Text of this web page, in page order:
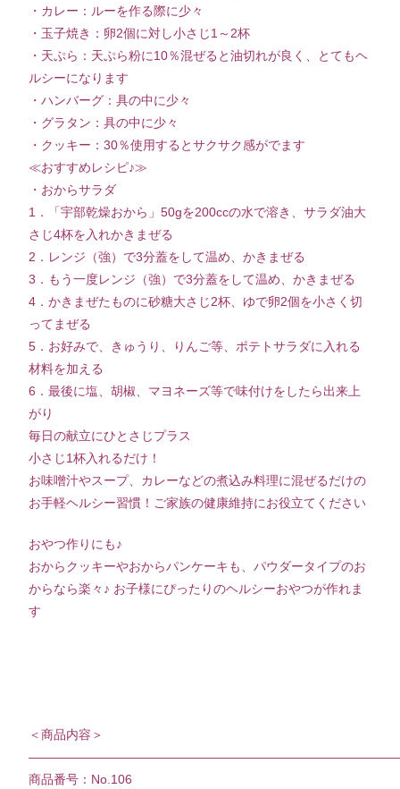
・カレー：ルーを作る際に少々
・玉子焼き：卵2個に対し小さじ1～2杯
・天ぷら：天ぷら粉に10％混ぜると油切れが良く、とてもヘ
ルシーになります
・ハンバーグ：具の中に少々
・グラタン：具の中に少々
・クッキー：30％使用するとサクサク感がでます
≪おすすめレシピ♪≫
・おからサラダ
1．「宇部乾燥おから」50gを200ccの水で溶き、サラダ油大
さじ4杯を入れかきまぜる
2．レンジ（強）で3分蓋をして温め、かきまぜる
3．もう一度レンジ（強）で3分蓋をして温め、かきまぜる
4．かきまぜたものに砂糖大さじ2杯、ゆで卵2個を小さく切
ってまぜる
5．お好みで、きゅうり、りんご等、ポテトサラダに入れる
材料を加える
6．最後に塩、胡椒、マヨネーズ等で味付けをしたら出来上
がり
毎日の献立にひとさじプラス
小さじ1杯入れるだけ！
お味噌汁やスープ、カレーなどの煮込み料理に混ぜるだけの
お手軽ヘルシー習慣！ご家族の健康維持にお役立てください
おやつ作りにも♪
おからクッキーやおからパンケーキも、パウダータイプのお
からなら楽々♪ お子様にぴったりのヘルシーおやつが作れま
す
＜商品内容＞
商品番号：No.106